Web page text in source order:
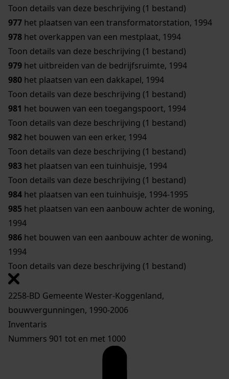
Toon details van deze beschrijving (1 bestand)
977 het plaatsen van een transformatorstation, 1994
978 het overkappen van een mestplaat, 1994
Toon details van deze beschrijving (1 bestand)
979 het uitbreiden van de bedrijfsruimte, 1994
980 het plaatsen van een dakkapel, 1994
Toon details van deze beschrijving (1 bestand)
981 het bouwen van een toegangspoort, 1994
Toon details van deze beschrijving (1 bestand)
982 het bouwen van een erker, 1994
Toon details van deze beschrijving (1 bestand)
983 het plaatsen van een tuinhuisje, 1994
Toon details van deze beschrijving (1 bestand)
984 het plaatsen van een tuinhuisje, 1994-1995
985 het plaatsen van een aanbouw achter de woning,
1994
986 het bouwen van een aanbouw achter de woning,
1994
Toon details van deze beschrijving (1 bestand)
2258-BD Gemeente Wester-Koggenland,
bouwvergunningen, 1990-2006
Inventaris
Nummers 901 tot en met 1000